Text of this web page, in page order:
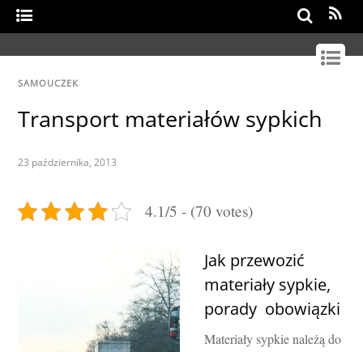
SAMOUCZEK
Transport materiałów sypkich
23 października, 2013
4.1/5 - (70 votes)
Jak przewozić
materiały sypkie,
porady obowiązki
Materiały sypkie należą do